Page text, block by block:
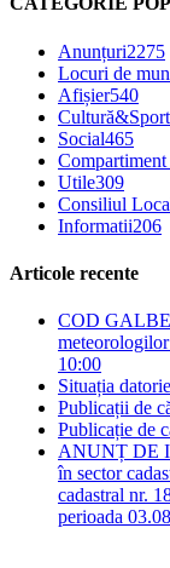
Anunțuri2275
Locuri de
Afișier540
Cultură&Sport
Social465
Utile309
Consiliul
Informatii206
Articole recente
COD
10:00
Situația
Publicații de
Publicație de
ANUNȚ DE
în sector
cadastral nr.
perioada